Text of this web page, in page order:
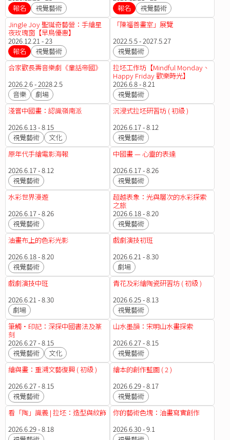
報名
視覺藝術
報名
視覺藝術
Jingle Joy 聖誕奇藝營：手繪星
夜玫瑰窗【早鳥優惠】
2026.12.21 - 23
報名
視覺藝術
「陳福善畫室」展覽
2022.5.5 - 2027.5.27
視覺藝術
合家歡長壽音樂劇《童話帝國》
2026.2.6 - 2028.2.5
音樂
劇場
拉坯工作坊【Mindful Monday、
Happy Friday 歡樂時光】
2026.6.8 - 8.21
視覺藝術
淺嘗中國畫：認識嶺南派
2026.6.13 - 8.15
視覺藝術
文化
沉浸式拉坯研習坊 ( 初級 )
2026.6.17 - 8.12
視覺藝術
原年代手繪電影海報
2026.6.17 - 8.12
視覺藝術
中國畫 — 心靈的表達
2026.6.17 - 8.26
視覺藝術
水彩世界漫遊
2026.6.17 - 8.26
視覺藝術
超越表象：光與層次的水彩探索
之旅
2026.6.18 - 8.20
視覺藝術
油畫布上的色彩光影
2026.6.18 - 8.20
視覺藝術
戲劇演技初班
2026.6.21 - 8.30
劇場
戲劇演技中班
2026.6.21 - 8.30
劇場
青花及彩繪陶瓷研習坊 ( 初級 )
2026.6.25 - 8.13
視覺藝術
筆觸•印記：深探中國書法及篆
刻
2026.6.27 - 8.15
視覺藝術
文化
山水墨韻：宋明山水畫探索
2026.6.27 - 8.15
視覺藝術
繪與畫：重溯文藝復興 ( 初級 )
2026.6.27 - 8.15
視覺藝術
繪本的創作藍圖 ( 2 )
2026.6.29 - 8.17
視覺藝術
看「陶」識義 | 拉坯：造型與紋飾
2026.6.29 - 8.18
你的藝術色塊：油畫寫實創作
2026.6.30 - 9.1